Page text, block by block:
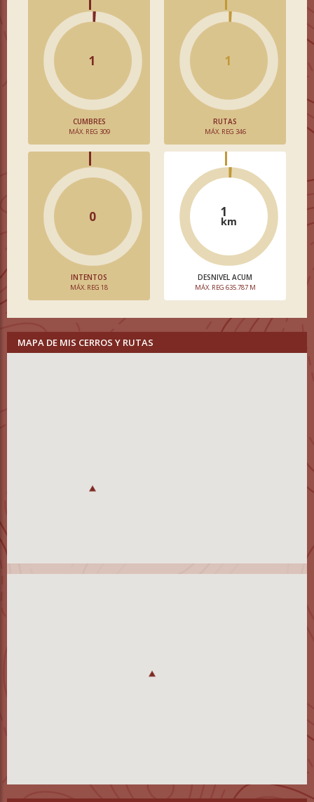
1
CUMBRES
MÁX. REG 309
1
RUTAS
MÁX. REG 346
0
INTENTOS
MÁX. REG 18
1
km
DESNIVEL ACUM
MÁX. REG 635.787 M
MAPA DE MIS CERROS Y RUTAS